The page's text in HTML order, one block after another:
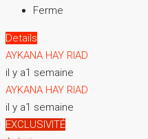
Ferme
Details
AYKANA HAY RIAD
il y a1 semaine
AYKANA HAY RIAD
il y a1 semaine
EXCLUSIVITÉ